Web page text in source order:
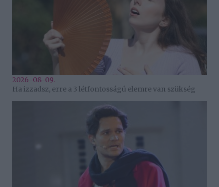
2026-08-09.
Ha izzadsz, erre a 3 létfontosságú elemre van szükség